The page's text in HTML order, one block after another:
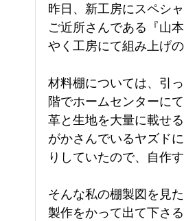
昨日、新工房にスペシ
ご近所さんである『山
やく工房にて組み上げ
材料棚については、引
階でホームセンターに
革と生地を大量に載せ
がかさんでいるヤズド
りしていたので、自作
そんな私の棚製図を見
製作をかって出て下さ